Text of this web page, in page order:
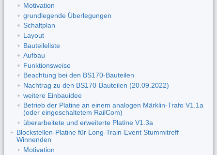
Motivation
grundlegende Überlegungen
Schaltplan
Layout
Bauteileliste
Aufbau
Funktionsweise
Beachtung bei den BS170-Bauteilen
Nachtrag zu den BS170-Bauteilen (20.09.2022)
weitere Einbauidee
Betrieb der Platine an einem analogen Märklin-Trafo V1.1a
(oder eingeschaltetem RailCom)
überarbeitete und erweiterte Platine V1.3a
Blockstellen-Platine für Long-Train-Event Stummitreff
Winnenden
Motivation